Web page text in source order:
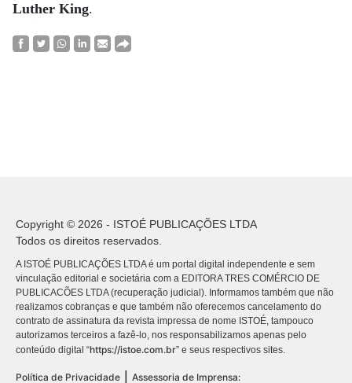
Luther King.
Copyright © 2026 - ISTOÉ PUBLICAÇÕES LTDA
Todos os direitos reservados.
A ISTOÉ PUBLICAÇÕES LTDA é um portal digital independente e sem
vinculação editorial e societária com a EDITORA TRES COMÉRCIO DE
PUBLICACÕES LTDA (recuperação judicial). Informamos também que não
realizamos cobranças e que também não oferecemos cancelamento do
contrato de assinatura da revista impressa de nome ISTOÉ, tampouco
autorizamos terceiros a fazê-lo, nos responsabilizamos apenas pelo
conteúdo digital “https://istoe.com.br” e seus respectivos sites.
Política de Privacidade Assessoria de Imprensa: